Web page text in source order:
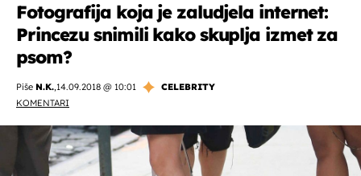
Fotografija koja je zaludjela internet:
Princezu snimili kako skuplja izmet za
psom?
Piše N.K.,14.09.2018 @ 10:01
CELEBRITY
KOMENTARI
OMOGUĆI OBAVIJESTI